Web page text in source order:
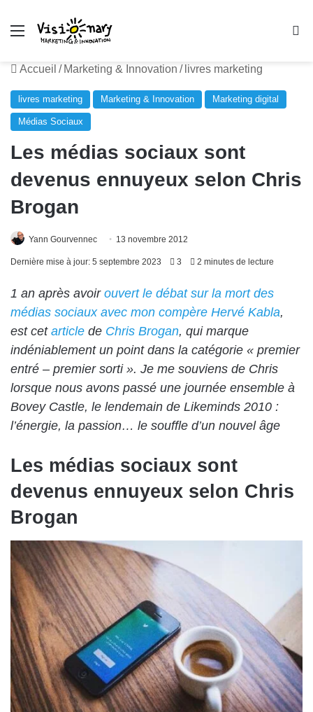
Menu
Accueil / Marketing & Innovation / livres marketing
livres marketing Marketing & Innovation Marketing digital
Médias Sociaux
Les médias sociaux sont
devenus ennuyeux selon Chris
Brogan
Yann Gourvennec 13 novembre 2012
Dernière mise à jour: 5 septembre 2023 3 2 minutes de lecture
1 an après avoir ouvert le débat sur la mort des
médias sociaux avec mon compère Hervé Kabla,
est cet article de Chris Brogan, qui marque
indéniablement un point dans la catégorie « premier
entré – premier sorti ». Je me souviens de Chris
lorsque nous avons passé une journée ensemble à
Bovey Castle, le lendemain de Likeminds 2010 :
l’énergie, la passion… le souffle d’un nouvel âge
Les médias sociaux sont
devenus ennuyeux selon Chris
Brogan